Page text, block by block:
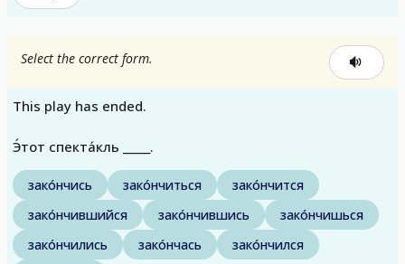
Select the correct form.
This play has ended.
Э́тот спекта́кль _____.
зако́нчись зако́нчиться
зако́нчится
зако́нчившийся
зако́нчившись
зако́нчишься
зако́нчились
зако́нчась
зако́нчился